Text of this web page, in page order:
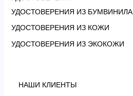
УДОСТОВЕРЕНИЯ ИЗ БУМВИНИЛА
УДОСТОВЕРЕНИЯ ИЗ КОЖИ
УДОСТОВЕРЕНИЯ ИЗ ЭКОКОЖИ
НАШИ КЛИЕНТЫ